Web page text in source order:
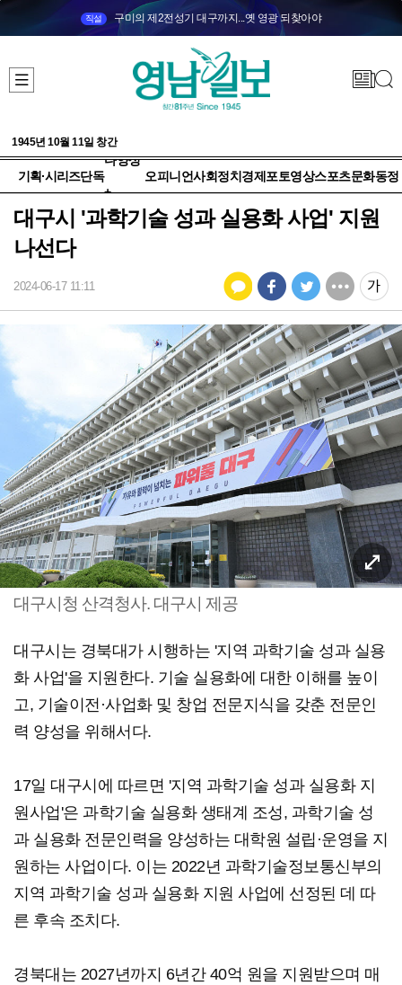
직설 구미의 제2전성기 대구까지...옛 영광 되찾아야
1945년 10월 11일 창간
기획·시리즈단독
다양성
+
오피니언사회정치 경제 포토영상스포츠문화동정
대구시 '과학기술 성과 실용화 사업' 지원
나선다
2024-06-17 11:11
대구시청 산격청사. 대구시 제공
대구시는 경북대가 시행하는 '지역 과학기술 성과 실용
화 사업'을 지원한다. 기술 실용화에 대한 이해를 높이
고, 기술이전·사업화 및 창업 전문지식을 갖춘 전문인
력 양성을 위해서다.
17일 대구시에 따르면 '지역 과학기술 성과 실용화 지
원사업'은 과학기술 실용화 생태계 조성, 과학기술 성
과 실용화 전문인력을 양성하는 대학원 설립·운영을 지
원하는 사업이다. 이는 2022년 과학기술정보통신부의
지역 과학기술 성과 실용화 지원 사업에 선정된 데 따
른 후속 조치다.
경북대는 2027년까지 6년간 40억 원을 지원받으며 매